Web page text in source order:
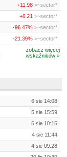
+11.98 >~sector*
+6.21 >~sector*
-96.47% >~sector*
-21.39% >~sector*
zobacz więcej
wskaźników »
6 sie 14:08
5 sie 15:59
5 sie 10:15
4 sie 11:44
4 sie 09:28